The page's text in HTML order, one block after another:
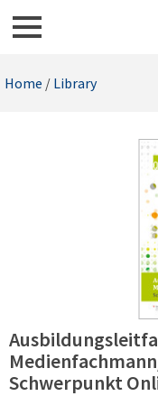
Home / Library
Schwerpunkt